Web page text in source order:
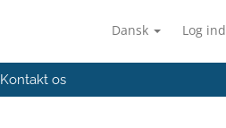
Dansk Log ind
Kontakt os